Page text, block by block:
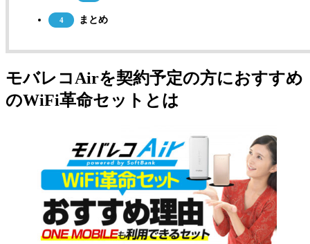
4 まとめ
モバレコAirを契約予定の方におすすめ
のWiFi革命セットとは